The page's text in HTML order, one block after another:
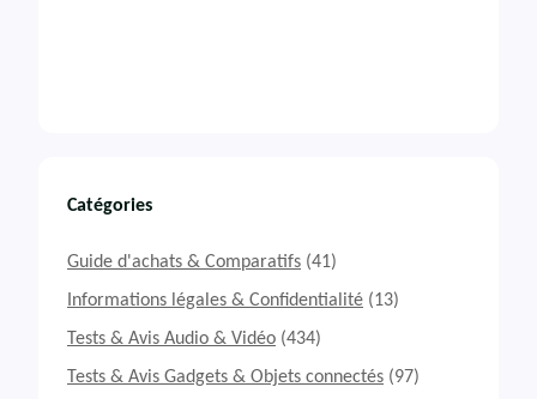
Catégories
Guide d'achats & Comparatifs (41)
Informations légales & Confidentialité (13)
Tests & Avis Audio & Vidéo (434)
Tests & Avis Gadgets & Objets connectés (97)